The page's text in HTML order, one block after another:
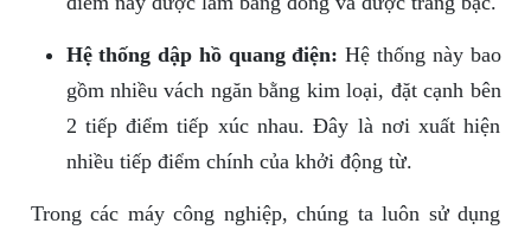
Hệ thống dập hồ quang điện: Hệ thống này bao
gồm nhiều vách ngăn bằng kim loại, đặt cạnh bên
2 tiếp điểm tiếp xúc nhau. Đây là nơi xuất hiện
nhiều tiếp điểm chính của khởi động từ.
Trong các máy công nghiệp, chúng ta luôn sử dụng